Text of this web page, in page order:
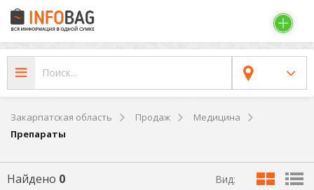
Закарпатская область Продаж
Медицина
Препараты
Найдено 0 Вид: